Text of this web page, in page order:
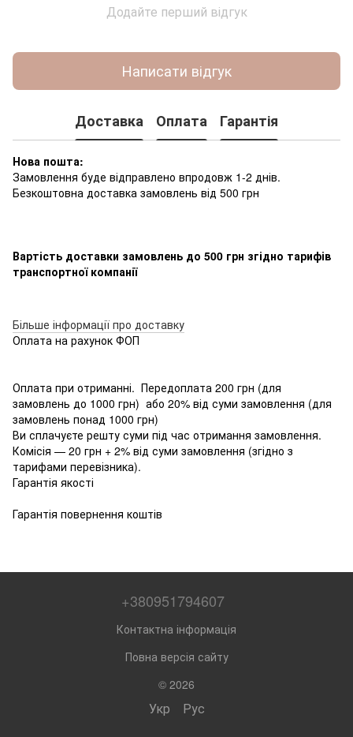
Додайте перший відгук
Написати відгук
Доставка Оплата Гарантія
Нова пошта:
Замовлення буде відправлено впродовж 1-2 днів.
Безкоштовна доставка замовлень від 500 грн
Вартість доставки замовлень до 500 грн згідно тарифів
транспортної компанії
Більше інформації про доставку
Оплата на рахунок ФОП
Оплата при отриманні. Передоплата 200 грн (для
замовлень до 1000 грн) або 20% від суми замовлення (для
замовлень понад 1000 грн)
Ви сплачуєте решту суми під час отримання замовлення.
Комісія — 20 грн + 2% від суми замовлення (згідно з
тарифами перевізника).
Гарантія якості
Гарантія повернення коштів
+380951794607
Контактна інформація
Повна версія сайту
© 2026
Укр Рус